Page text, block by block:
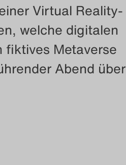
Virtual Reality-
welche digitalen
fiktives Metaverse
Abend über